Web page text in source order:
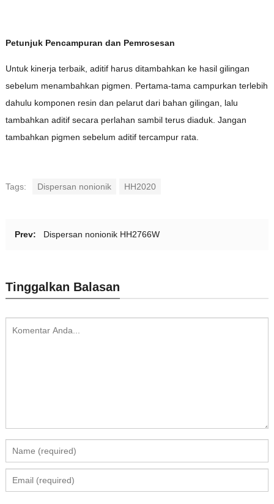
Petunjuk Pencampuran dan Pemrosesan
Untuk kinerja terbaik, aditif harus ditambahkan ke hasil gilingan
sebelum menambahkan pigmen. Pertama-tama campurkan terlebih
dahulu komponen resin dan pelarut dari bahan gilingan, lalu
tambahkan aditif secara perlahan sambil terus diaduk. Jangan
tambahkan pigmen sebelum aditif tercampur rata.
Tags: Dispersan nonionik HH2020
Prev: Dispersan nonionik HH2766W
Tinggalkan Balasan